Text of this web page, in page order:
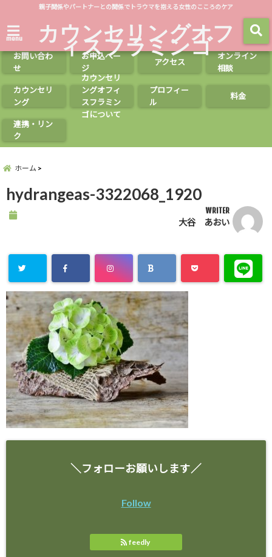
親子関係やパートナーとの関係でトラウマを抱える女性のこころのケア
menu カウンセリングオフ
ィスフラミンゴ
お問い合わ
せ
お申込ペー
ジ
アクセス
オンライン
相談
カウンセリ
ング
カウンセリ
ングオフィ
スフラミン
ゴについて
プロフィー
ル
料金
連携・リン
ク
ホーム
hydrangeas-3322068_1920
WRITER
大谷 あおい
＼フォローお願いします／
Follow
feedly